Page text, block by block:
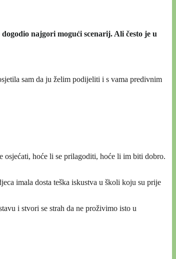
najgori mogući scenarij. Ali često je u
sam da ju želim podijeliti i s vama predivnim
osjećati, hoće li se prilagoditi, hoće li im biti dobro.
imala dosta teška iskustva u školi koju su prije
i stvori se strah da ne proživimo isto u